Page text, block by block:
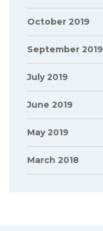
October 2019
September 2019
July 2019
June 2019
May 2019
March 2018